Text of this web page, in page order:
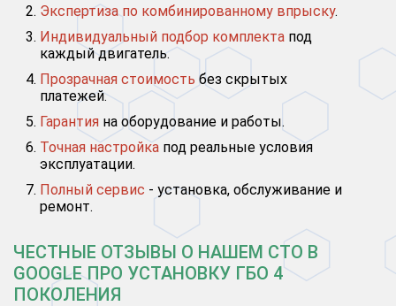
Экспертиза по комбинированному впрыску.
Индивидуальный подбор комплекта под
каждый двигатель.
Прозрачная стоимость без скрытых
платежей.
Гарантия на оборудование и работы.
Точная настройка под реальные условия
эксплуатации.
Полный сервис - установка, обслуживание и
ремонт.
ЧЕСТНЫЕ ОТЗЫВЫ О НАШЕМ СТО В
GOOGLE ПРО УСТАНОВКУ ГБО 4
ПОКОЛЕНИЯ